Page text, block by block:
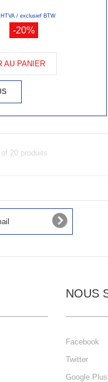
HTVA / exclusief BTW
-20%
AU PANIER
20 produits
NOUS
Facebook
Twitter
Google Plus